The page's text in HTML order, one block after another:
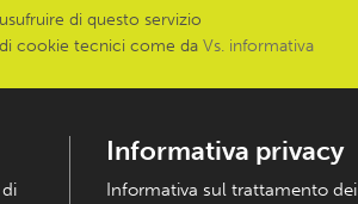
di questo servizio
cookie tecnici come da Vs. informativa
Informativa privacy
Informativa sul trattamento dei